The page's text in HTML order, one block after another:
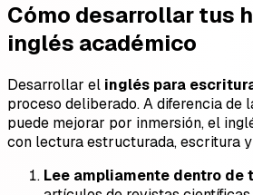
Cómo desarrollar tus
inglés académico
Desarrollar el inglés para
proceso deliberado. A diferencia de
puede mejorar por inmersión, el
con lectura estructurada, escritura
Lee ampliamente dentro de